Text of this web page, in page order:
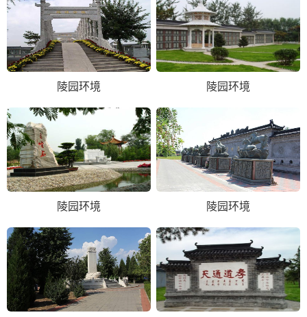
陵园环境 陵园环境
陵园环境 陵园环境